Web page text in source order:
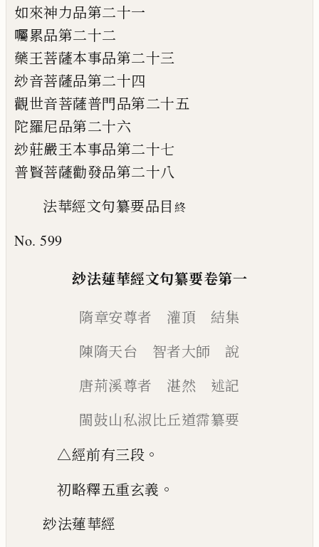
如來神力品第二十一
囑累品第二十二
藥王菩薩本事品第二十三
玅音菩薩品第二十四
觀世音菩薩普門品第二十五
陀羅尼品第二十六
玅莊嚴王本事品第二十七
普賢菩薩勸發品第二十八
法華經文句纂要品目 終
No. 599
玅法蓮華經文句纂要卷第一
隋章安尊者 灌頂 結集
陳隋天台 智者大師 說
唐荊溪尊者 湛然 述記
閩鼓山私淑比丘道霈纂要
△經前有三段 。
初略釋五重玄義 。
玅法蓮華經